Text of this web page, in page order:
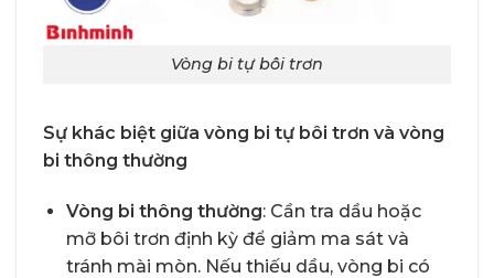
Vòng bi tự bôi trơn
Sự khác biệt giữa vòng bi tự bôi trơn và vòng
bi thông thường
Vòng bi thông thường: Cần tra dầu hoặc
mỡ bôi trơn định kỳ để giảm ma sát và
tránh mài mòn. Nếu thiếu dầu, vòng bi có